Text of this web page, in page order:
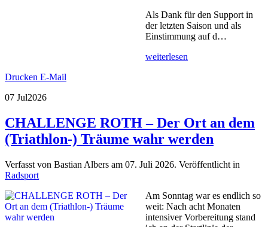
Als Dank für den Support in
der letzten Saison und als
Einstimmung auf d…
weiterlesen
Drucken E-Mail
07 Jul2026
CHALLENGE ROTH – Der Ort an dem
(Triathlon-) Träume wahr werden
Verfasst von Bastian Albers am 07. Juli 2026. Veröffentlicht in
Radsport
Am Sonntag war es endlich so
weit: Nach acht Monaten
intensiver Vorbereitung stand